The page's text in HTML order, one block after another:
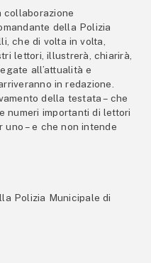
collaborazione
della Polizia
che di volta in volta,
lettori, illustrerà, chiarirà,
all’attualità e
in redazione.
della testata – che
numeri importanti di lettori
– e che non intende
Polizia Municipale di